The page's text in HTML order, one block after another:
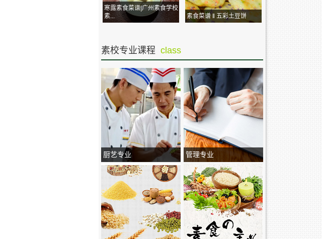
寒露素食菜谱|广州素食学校
素...
素食菜谱 ‖ 五彩土豆饼
素校专业课程 class
厨艺专业 管理专业